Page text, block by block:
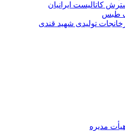
کاتالیست ایرانیان
طبس
تولیدی شهید قندی
مدیره